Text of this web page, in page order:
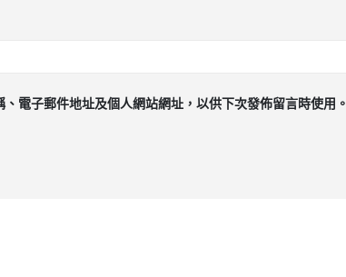
、電子郵件地址及個人網站網址，以供下次發佈留言時使用。